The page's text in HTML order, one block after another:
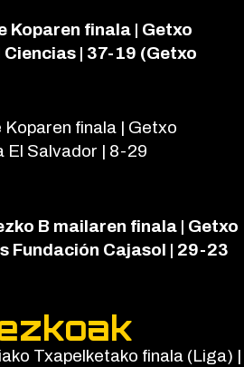
Koparen finala | Getxo
| 37-19 (Getxo
finala | Getxo
El Salvador | 8-29
B mailaren finala | Getxo
Fundación Cajasol | 29-23
Txapelketako finala (Liga) |